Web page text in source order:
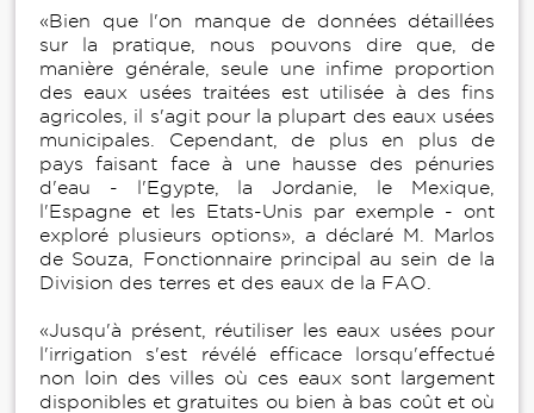
«Bien que l'on manque de données détaillées
sur la pratique, nous pouvons dire que, de
manière générale, seule une infime proportion
des eaux usées traitées est utilisée à des fins
agricoles, il s'agit pour la plupart des eaux usées
municipales. Cependant, de plus en plus de
pays faisant face à une hausse des pénuries
d'eau - l'Egypte, la Jordanie, le Mexique,
l'Espagne et les Etats-Unis par exemple - ont
exploré plusieurs options», a déclaré M. Marlos
de Souza, Fonctionnaire principal au sein de la
Division des terres et des eaux de la FAO.
«Jusqu'à présent, réutiliser les eaux usées pour
l'irrigation s'est révélé efficace lorsqu'effectué
non loin des villes où ces eaux sont largement
disponibles et gratuites ou bien à bas coût et où